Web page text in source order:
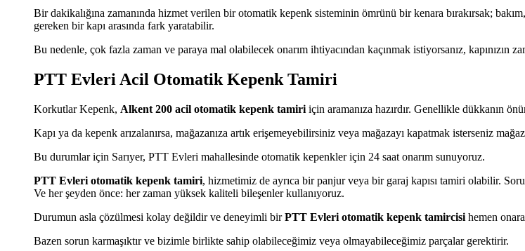
Bir dakikalığına zamanında hizmet verilen bir otomatik kepenk sisteminin ömrünü bir kenara bırakırsak;
gereken bir kapı arasında fark yaratabilir.
Bu nedenle, çok fazla zaman ve paraya mal olabilecek onarım ihtiyacından kaçınmak istiyorsanız, kapınızın
PTT Evleri Acil Otomatik Kepenk Tamiri
Korkutlar Kepenk, Alkent 200 acil otomatik kepenk tamiri için aramanıza hazırdır. Genellikle dükkanın
Kapı ya da kepenk arızalanırsa, mağazanıza artık erişemeyebilirsiniz veya mağazayı kapatmak isterseniz
Bu durumlar için Sarıyer, PTT Evleri mahallesinde otomatik kepenkler için 24 saat onarım sunuyoruz.
PTT Evleri otomatik kepenk tamiri, hizmetimiz de ayrıca bir panjur veya bir garaj kapısı tamiri olabilir.
Ve her şeyden önce: her zaman yüksek kaliteli bileşenler kullanıyoruz.
Durumun asla çözülmesi kolay değildir ve deneyimli birPTT Evleri otomatik kepenk tamircisi hemen
Bazen sorun karmaşıktır ve bizimle birlikte sahip olabileceğimiz veya olmayabileceğimiz parçalar gerektirir.